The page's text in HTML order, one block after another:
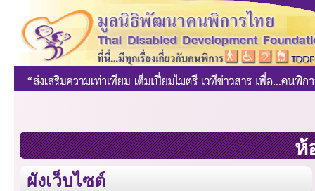
ห้
ผังเว็บไซต์